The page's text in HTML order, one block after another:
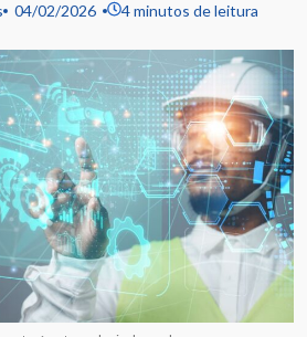
04/02/2026 4 minutos de leitura